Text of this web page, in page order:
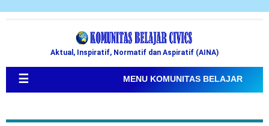
Aktual, Inspiratif, Normatif dan Aspiratif (AINA)
☰ MENU KOMUNITAS BELAJAR